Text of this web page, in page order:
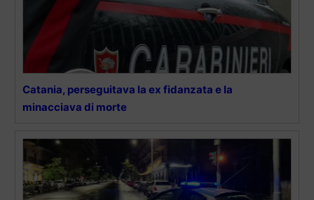
Catania, perseguitava la ex fidanzata e la
minacciava di morte